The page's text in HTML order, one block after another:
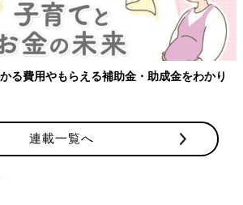
のも】妊婦の感染症対策、知っておいて！
連載一覧へ